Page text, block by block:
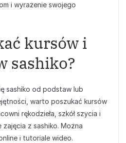
i wyrażenie swojego
kursów i
sashiko?
sashiko od podstaw lub
warto poszukać kursów
rękodzieła, szkół szycia i
z sashiko. Można
i tutoriale wideo.